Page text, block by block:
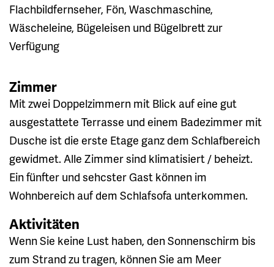
Flachbildfernseher, Fön, Waschmaschine,
Wäscheleine, Bügeleisen und Bügelbrett zur
Verfügung
Zimmer
Mit zwei Doppelzimmern mit Blick auf eine gut
ausgestattete Terrasse und einem Badezimmer mit
Dusche ist die erste Etage ganz dem Schlafbereich
gewidmet. Alle Zimmer sind klimatisiert / beheizt.
Ein fünfter und sehcster Gast können im
Wohnbereich auf dem Schlafsofa unterkommen.
Aktivitäten
Wenn Sie keine Lust haben, den Sonnenschirm bis
zum Strand zu tragen, können Sie am Meer